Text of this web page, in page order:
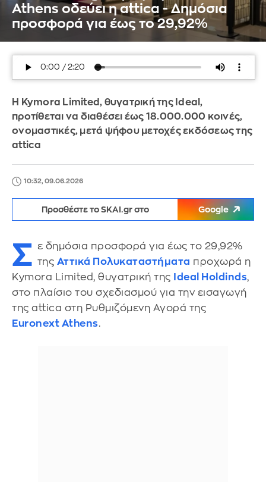
Athens οδεύει η attica - Δημόσια
προσφορά για έως το 29,92%
Η Kymora Limited, θυγατρική της Ideal,
προτίθεται να διαθέσει έως 18.000.000 κοινές,
ονομαστικές, μετά ψήφου μετοχές εκδόσεως της
attica
10:32, 09.06.2026
Προσθέστε το SKAI.gr στο Google
Σ ε δημόσια προσφορά για έως το 29,92%
της Αττικά Πολυκαταστήματα προχωρά η
Kymora Limited, θυγατρική της
Ideal Holdinds,
στο πλαίσιο του σχεδιασμού για την εισαγωγή
της attica στη Ρυθμιζόμενη Αγορά της
Euronext Athens.